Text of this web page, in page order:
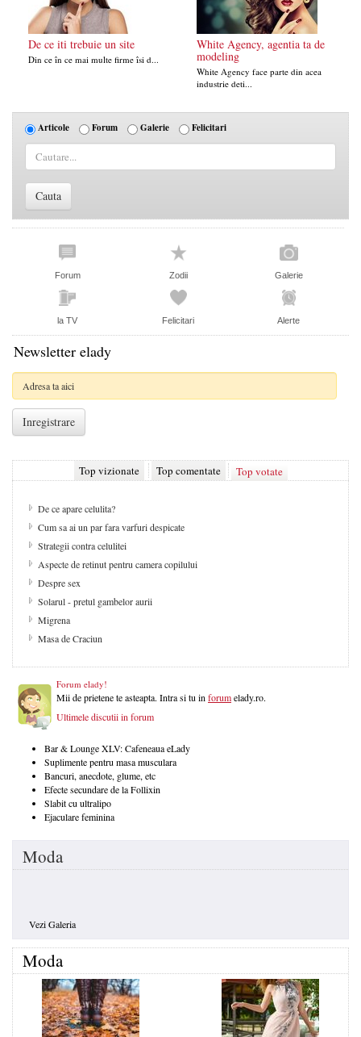
De ce iti trebuie un site
Din ce în ce mai multe firme îsi d...
White Agency, agentia ta de
modeling
White Agency face parte din acea
industrie deti...
Articole Forum Galerie Felicitari
Forum Zodii Galerie
la TV Felicitari Alerte
Newsletter elady
Top vizionate Top comentate Top votate
Capitala Canadei
Reteta de post: mancare de prune dobrogeana
Rochii banchet 2008
Coafuri si frizuri 2008
Retete de post
Retete de post: Supa de linte greceasca
Moda 2010
Tunsori
Forum elady!
Mii de prietene te asteapta. Intra si tu in forumelady.ro.
Ultimele discutii in forum
Bar & Lounge XLV: Cafeneaua eLady
Suplimente pentru masa musculara
Bancuri, anecdote, glume, etc
Efecte secundare de la Follixin
Slabit cu ultralipo
Ejaculare feminina
Moda
Vezi Galeria
Moda